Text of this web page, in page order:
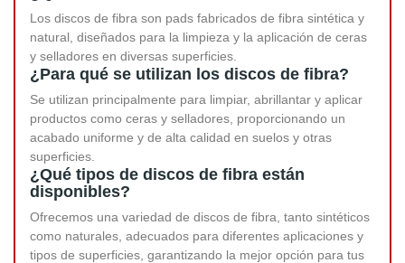
Los discos de fibra son pads fabricados de fibra sintética y
natural, diseñados para la limpieza y la aplicación de ceras
y selladores en diversas superficies.
¿Para qué se utilizan los discos de fibra?
Se utilizan principalmente para limpiar, abrillantar y aplicar
productos como ceras y selladores, proporcionando un
acabado uniforme y de alta calidad en suelos y otras
superficies.
¿Qué tipos de discos de fibra están
disponibles?
Ofrecemos una variedad de discos de fibra, tanto sintéticos
como naturales, adecuados para diferentes aplicaciones y
tipos de superficies, garantizando la mejor opción para tus